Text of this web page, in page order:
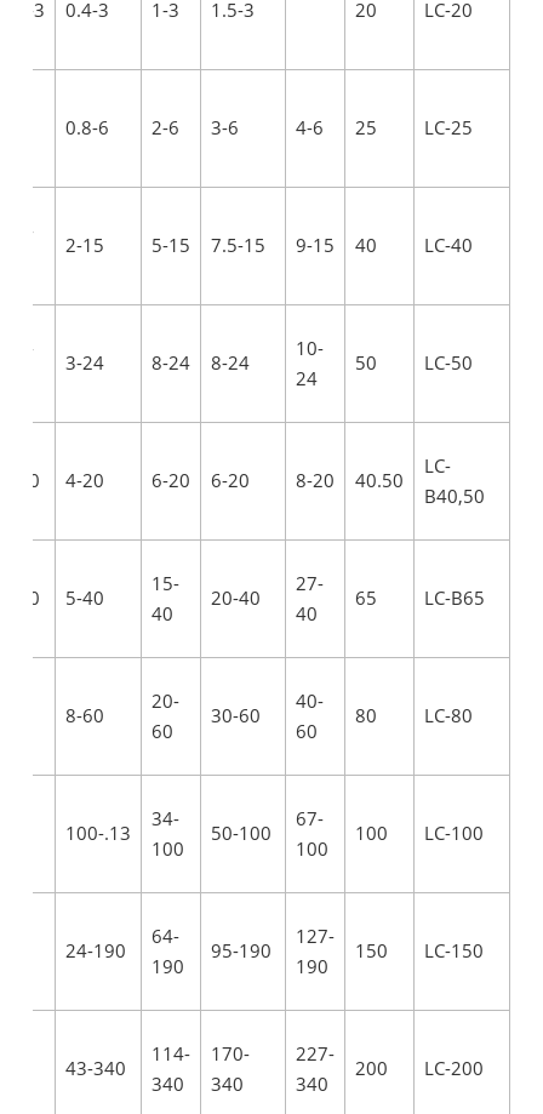
LC-20
20
1.5-3
1-3
0.4-3
0.5-3
LC-25
25
4-6
3-6
2-6
0.8-6
LC-40
40
9-15
7.5-15
5-15
2-15
2.5-
LC-50
50
10-
24
8-24
8-24
3-24
4.8-
LC-
B40,50
40.50
8-20
6-20
6-20
4-20
4-20
LC-B65
65
27-
40
20-40
15-
40
5-40
8-40
LC-80
80
40-
60
30-60
20-
60
8-60
LC-100
100
67-
100
50-100
34-
100
13.-100
LC-150
150
127-
190
95-190
64-
190
24-190
LC-200
200
227-
340
170-
340
114-
340
43-340